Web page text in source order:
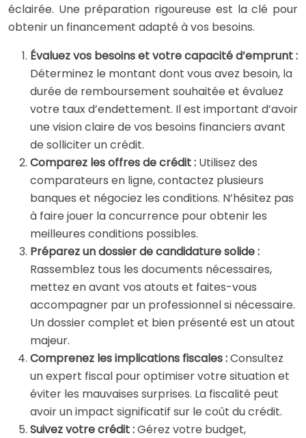
éclairée. Une préparation rigoureuse est la clé pour
obtenir un financement adapté à vos besoins.
Évaluez vos besoins et votre capacité d’emprunt :
Déterminez le montant dont vous avez besoin, la
durée de remboursement souhaitée et évaluez
votre taux d’endettement. Il est important d’avoir
une vision claire de vos besoins financiers avant
de solliciter un crédit.
Comparez les offres de crédit : Utilisez des
comparateurs en ligne, contactez plusieurs
banques et négociez les conditions. N’hésitez pas
à faire jouer la concurrence pour obtenir les
meilleures conditions possibles.
Préparez un dossier de candidature solide :
Rassemblez tous les documents nécessaires,
mettez en avant vos atouts et faites-vous
accompagner par un professionnel si nécessaire.
Un dossier complet et bien présenté est un atout
majeur.
Comprenez les implications fiscales :Consultez
un expert fiscal pour optimiser votre situation et
éviter les mauvaises surprises. La fiscalité peut
avoir un impact significatif sur le coût du crédit.
Suivez votre crédit :Gérez votre budget,